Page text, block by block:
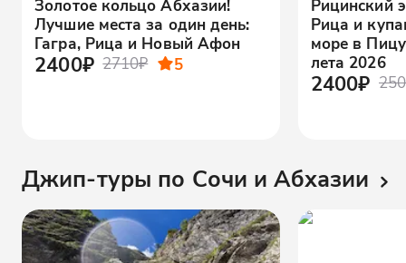
Золотое кольцо Абхазии!
Лучшие места за один день:
Гагра, Рица и Новый Афон
2400₽ 2710₽ 5
Рицинский
Рица и
море в
лета 2026
2400₽
Джип-туры по Сочи и Абхазии